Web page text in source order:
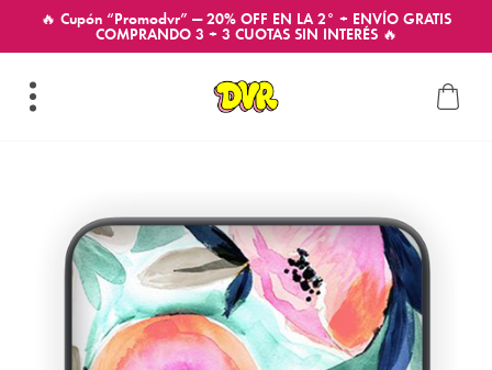
🔥 Cupón “Promodvr” — 20% OFF EN LA 2° + ENVÍO GRATIS
COMPRANDO 3 + 3 CUOTAS SIN INTERÉS 🔥